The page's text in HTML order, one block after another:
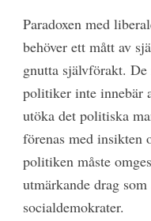
Paradoxen med
behöver ett mått av
gnutta självförakt.
politiker inte innebär
utöka det politiska
förenas med insikten
politiken måste
utmärkande drag
socialdemokrater.